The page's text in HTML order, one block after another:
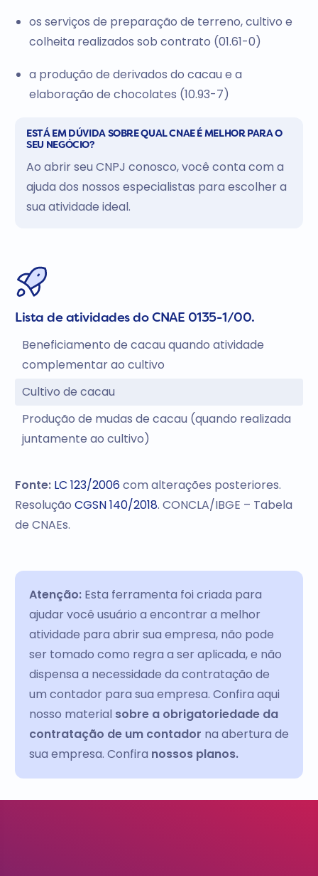
os serviços de preparação de terreno, cultivo e
colheita realizados sob contrato (01.61-0)
a produção de derivados do cacau e a
elaboração de chocolates (10.93-7)
ESTÁ EM DÚVIDA SOBRE QUAL CNAE É MELHOR PARA O
SEU NEGÓCIO?
Ao abrir seu CNPJ conosco, você conta com a
ajuda dos nossos especialistas para escolher a
sua atividade ideal.
Lista de atividades do CNAE 0135-1/00.
Beneficiamento de cacau quando atividade
complementar ao cultivo
Cultivo de cacau
Produção de mudas de cacau (quando realizada
juntamente ao cultivo)
Fonte: LC 123/2006com alterações posteriores.
ResoluçãoCGSN 140/2018. CONCLA/IBGE – Tabela
de CNAEs.
Atenção:Esta ferramenta foi criada para
ajudar você usuário a encontrar a melhor
atividade para abrir sua empresa, não pode
ser tomado como regra a ser aplicada, e não
dispensa a necessidade da contratação de
um contador para sua empresa. Confira aqui
nosso material sobre a obrigatoriedade da
contratação de um contador na abertura de
sua empresa. Confira nossos planos.